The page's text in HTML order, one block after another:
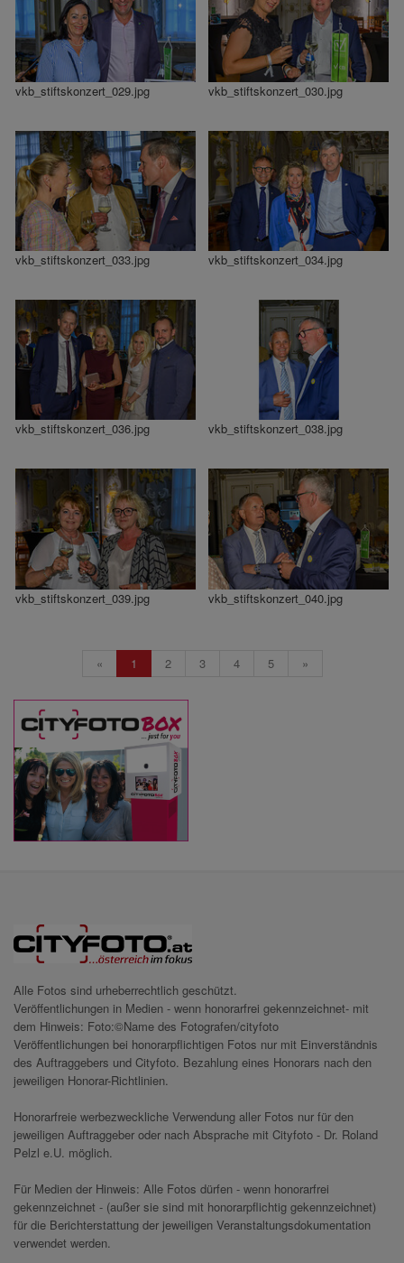
vkb_stiftskonzert_029.jpg vkb_stiftskonzert_030.jpg
vkb_stiftskonzert_033.jpg vkb_stiftskonzert_034.jpg
vkb_stiftskonzert_036.jpg vkb_stiftskonzert_038.jpg
vkb_stiftskonzert_039.jpg vkb_stiftskonzert_040.jpg
« 1 2 3 4 5 »
Alle Fotos sind urheberrechtlich geschützt.
Veröffentlichungen in Medien - wenn honorarfrei gekennzeichnet- mit
dem Hinweis: Foto:©Name des Fotografen/cityfoto
Veröffentlichungen bei honorarpflichtigen Fotos nur mit Einverständnis
des Auftraggebers und Cityfoto. Bezahlung eines Honorars nach den
jeweiligen Honorar-Richtlinien.
Honorarfreie werbezweckliche Verwendung aller Fotos nur für den
jeweiligen Auftraggeber oder nach Absprache mit Cityfoto - Dr. Roland
Pelzl e.U. möglich.
Für Medien der Hinweis: Alle Fotos dürfen - wenn honorarfrei
gekennzeichnet - (außer sie sind mit honorarpflichtig gekennzeichnet)
für die Berichterstattung der jeweiligen Veranstaltungsdokumentation
verwendet werden.